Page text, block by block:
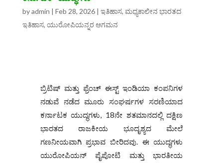
byadmin | Feb 28, 2026| ಇತಿಹಾಸ, ಮಧ್ಯಕಾಲೀನ ಭಾರತದ
ಇತಿಹಾಸ, ಯುರೋಪಿಯನ್ನರ ಆಗಮನ
ಬ್ರಿಟಿಷ್ ಮತ್ತು ಫ್ರೆಂಚ್ ಈಸ್ಟ್ ಇಂಡಿಯಾ ಕಂಪನಿಗಳ
ನಡುವೆ ನಡೆದ ಮೂರು ಸಂಘರ್ಷಗಳ ಸರಣಿಯಾದ
ಕರ್ನಾಟಕ ಯುದ್ಧಗಳು, 18ನೇ ಶತಮಾನದಲ್ಲಿ ದಕ್ಷಿಣ
ಭಾರತದ ರಾಜಕೀಯ ಭೂದೃಶ್ಯದ ಮೇಲೆ
ಗಣನೀಯವಾಗಿ ಪ್ರಭಾವ ಬೀರಿದವು. ಈ ಯುದ್ಧಗಳು
ಯುರೋಪಿಯನ್ ಪೈಪೋಟಿ ಮತ್ತು ಭಾರತೀಯ